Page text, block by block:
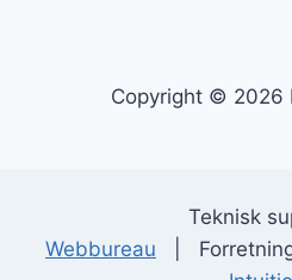
Copyright © 2026
Teknisk
Webbureau |